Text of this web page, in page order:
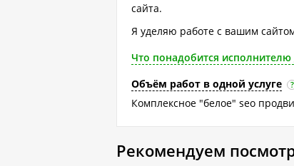
сайта.
Я уделяю работе с вашим
Что понадобится
Объём работ в одной услуге
?
Комплексное "белое" seo
Рекомендуем